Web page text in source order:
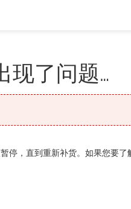
现了问题…
停，直到重新补货。如果您要了